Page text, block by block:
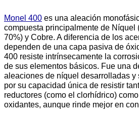
Monel 400 es una aleación
compuesta principalmente de Níquel
70%) y Cobre. A diferencia de los
dependen de una capa pasiva de
400 resiste intrínsecamente la
de sus elementos básicos. Fue una
aleaciones de níquel desarrolladas
por su capacidad única de resistir
reductores (como el clorhídrico)
oxidantes, aunque rinde mejor en